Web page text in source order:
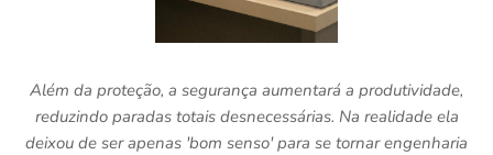
Além da proteção, a segurança aumentará a produtividade,
reduzindo paradas totais desnecessárias. Na realidade ela
deixou de ser apenas 'bom senso' para se tornar engenharia